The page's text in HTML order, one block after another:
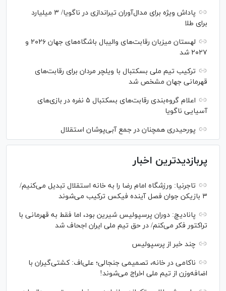
پاداش ویژه برای مدال‌آوران تیراندازی در ناگویا/ ۳ میلیارد
برای طلا
لهستان میزبان رقابت‌های والیبال باشگاه‌های جهان ۲۰۲۶ و
۲۰۲۷ شد
ترکیب تیم ملی بسکتبال با ویلچر مردان برای رقابت‌های
قهرمانی جهان مشخص شد
اعلام گروه‌بندی رقابت‌های بسکتبال ۵ نفره در بازی‌های
آسیایی ناگویا
پورحیدری همچنان در جمع آبی‌پوشان استقلال
پربازدیدترین اخبار
تاجرنیا: ورزشگاه امام رضا را به خانه استقلال تبدیل می‌کنیم/
۳ بازیکن جوان فصل آینده فیکس ترکیب می‌شوند
پانادیچ: دوران پرسپولیس شیرین بود، اما فقط به قهرمانی با
تراکتور فکر می‌کنم/ در حق تیم ملی ایران اجحاف شد
چند خبر از پرسپولیس
ناکامی در خانه، تصمیمی جنجالی؛ علی‌اف: کشتی‌گیران با
اضافه‌وزن از تیم ملی اخراج می‌شوند!